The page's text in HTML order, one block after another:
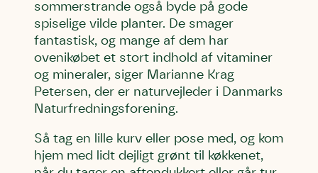
sommerstrande også byde på gode
spiselige vilde planter. De smager
fantastisk, og mange af dem har
ovenikøbet et stort indhold af vitaminer
og mineraler, siger Marianne Krag
Petersen, der er naturvejleder i Danmarks
Naturfredningsforening.
Så tag en lille kurv eller pose med, og kom
hjem med lidt dejligt grønt til køkkenet,